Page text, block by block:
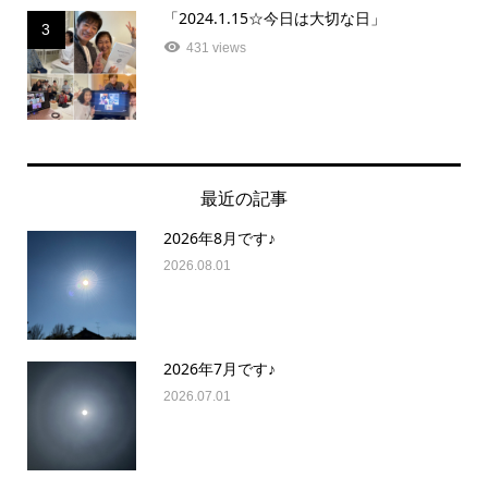
3
「2024.1.15☆今日は大切な日」
431 views
最近の記事
2026年8月です♪
2026.08.01
2026年7月です♪
2026.07.01